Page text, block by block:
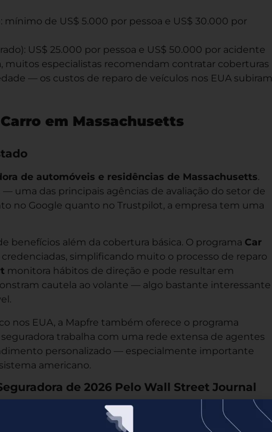
mínimo de US$ 5.000 por pessoa e US$ 30.000 por
US$ 25.000 por pessoa e US$ 50.000 por acidente
muitos especialistas recomendam contratar coberturas
— os custos de reparo de veículos nos EUA subiram
em Massachusetts
de automóveis e residências de Massachusetts.
— uma das principais agências de avaliação do setor de
no Google quanto no Trustpilot, a empresa tem uma
benefícios além da cobertura básica. O programa Car
simplificando muito o processo de reparo
monitora hábitos de direção e pode resultar em
cautela ao volante — algo bastante interessante
nos EUA, a Mapfre também oferece o programa
trabalha com uma rede extensa de agentes
personalizado — especialmente importante
americano.
de 2026 Pelo Wall Street Journal
Com mais de 40 anos de atuação em
melhor seguradora de automóveis do estado em